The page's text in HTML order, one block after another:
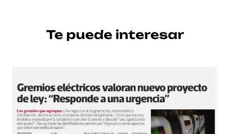
Te puede interesar